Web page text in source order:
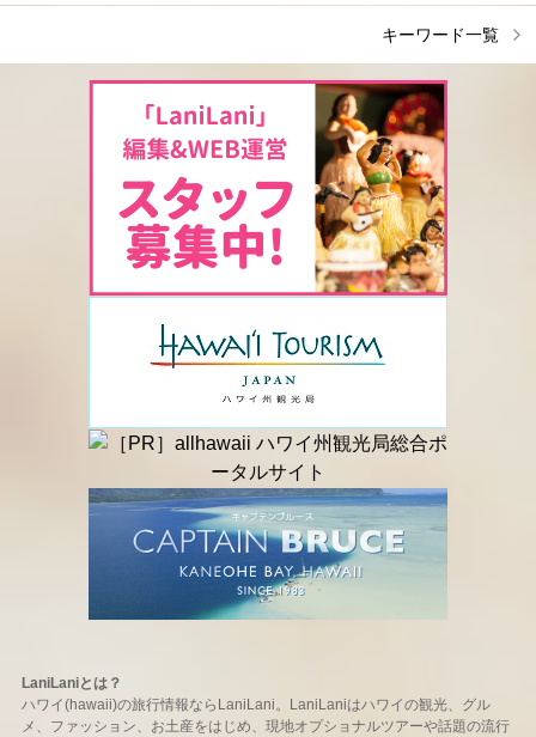
キーワード一覧
LaniLaniとは？
ハワイ(hawaii)の旅行情報ならLaniLani。LaniLaniはハワイの観光、グル
メ、ファッション、お土産をはじめ、現地オプショナルツアーや話題の流行